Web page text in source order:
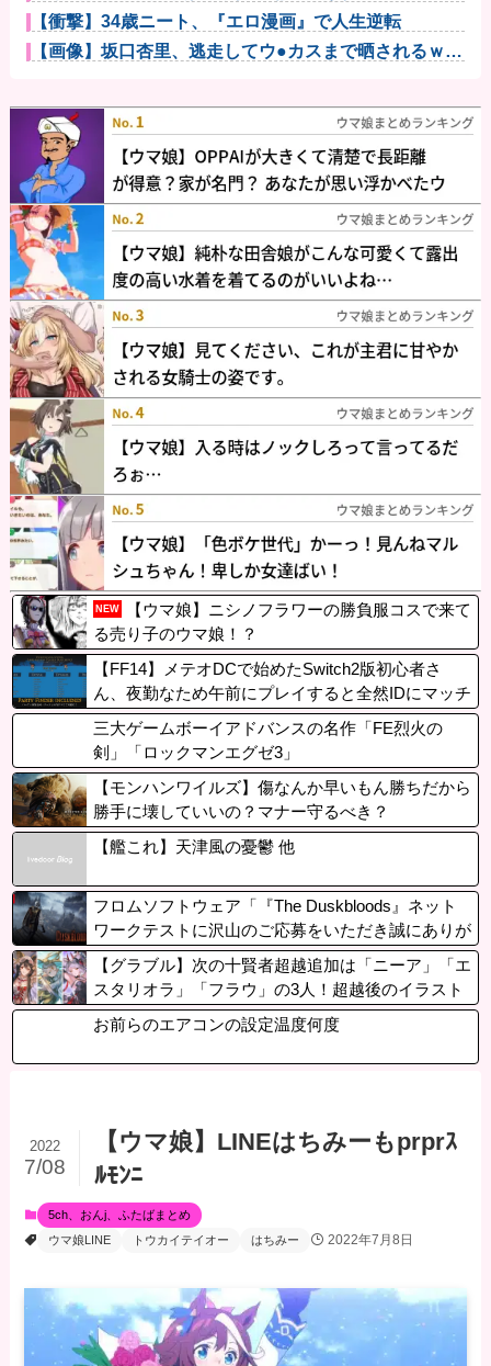
【衝撃】34歳ニート、『エロ漫画』で人生逆転
【画像】坂口杏里、逃走してウ●カスまで晒されるｗｗ
NEW
【ウマ娘】ニシノフラワーの勝負服コスで来て
る売り子のウマ娘！？
【FF14】メテオDCで始めたSwitch2版初心者さ
ん、夜勤なため午前にプレイすると全然IDにマッチ
しないと嘆く。→「DCトラベルするかリージョン
内フリーマッチングを待ってほしい」
三大ゲームボーイアドバンスの名作「FE烈火の
剣」「ロックマンエグゼ3」
【モンハンワイルズ】傷なんか早いもん勝ちだから
勝手に壊していいの？マナー守るべき？
【艦これ】天津風の憂鬱 他
フロムソフトウェア「『The Duskbloods』ネット
ワークテストに沢山のご応募をいただき誠にありが
とうございました」
【グラブル】次の十賢者超越追加は「ニーア」「エ
スタリオラ」「フラウ」の3人！超越後のイラスト
が公開に
お前らのエアコンの設定温度何度
【ウマ娘】LINEはちみーもprprｽ
ﾙﾓﾝﾆ
2022
7/08
5ch、おんj、ふたばまとめ
ウマ娘LINE
トウカイテイオー はちみー 2022年7月8日